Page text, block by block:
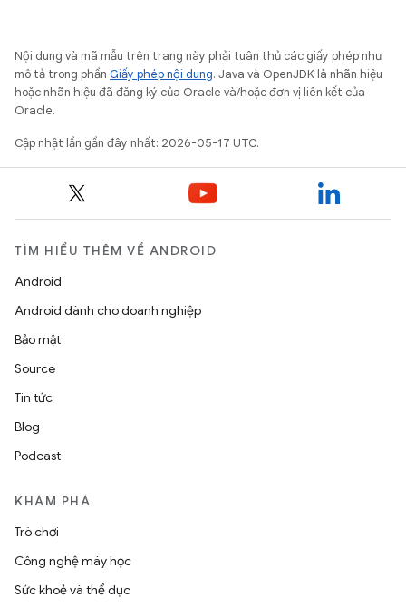
Nội dung và mã mẫu trên trang này phải tuân thủ các giấy phép như
mô tả trong phần Giấy phép nội dung. Java và OpenJDK là nhãn hiệu
hoặc nhãn hiệu đã đăng ký của Oracle và/hoặc đơn vị liên kết của
Oracle.
Cập nhật lần gần đây nhất: 2026-05-17 UTC.
TÌM HIỂU THÊM VỀ ANDROID
Android
Android dành cho doanh nghiệp
Bảo mật
Source
Tin tức
Blog
Podcast
KHÁM PHÁ
Trò chơi
Công nghệ máy học
Sức khoẻ và thể dục